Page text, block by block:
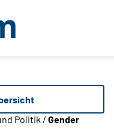
Politik / Gender